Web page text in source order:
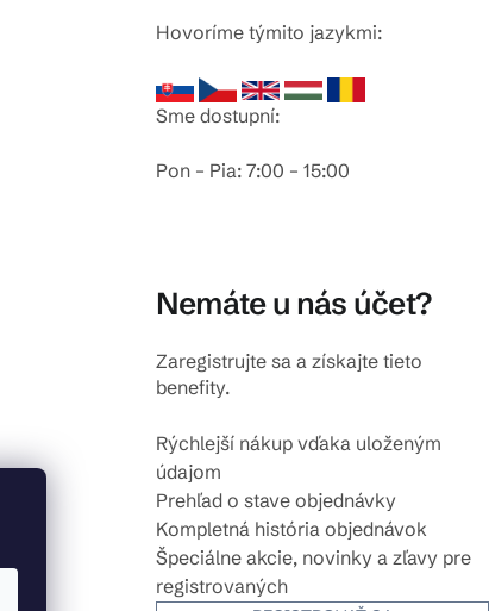
Hovoríme týmito jazykmi:
Sme dostupní:
Pon – Pia: 7:00 – 15:00
Nemáte u nás účet?
Zaregistrujte sa a získajte tieto
benefity.
Rýchlejší nákup vďaka uloženým
údajom
Prehľad o stave objednávky
Kompletná história objednávok
Špeciálne akcie, novinky a zľavy pre
registrovaných